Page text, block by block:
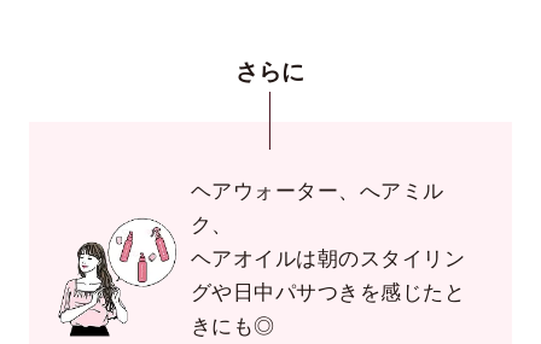
さらに
ヘアウォーター、へアミル
ク、
ヘアオイルは朝のスタイリン
グや日中パサつきを感じたと
きにも◎